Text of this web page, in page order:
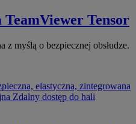
TeamViewer Tensor
z myślą o bezpiecznej obsłudze.
elastyczna, zintegrowana
Zdalny dostęp do hali